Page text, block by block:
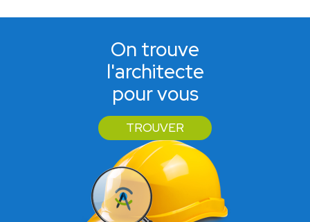
On trouve
l'architecte
pour vous
TROUVER